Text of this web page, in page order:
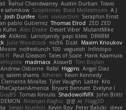
Rahul Chandwaney Austin Durban Travis
sahmkow Scopitones Brad Mellesmoen A J
Josh Dunfee Gen viviisection Seraphin Ernst
pablo Gutierrez Thomas Elrod ZED ZED
Kuhn Alec Drake Desert Viber MutantMike
AVAinc. Lariotjandy papi bless DRKRM
Julie Woodcock nic96 Dzät Maxim Krioukov
nofreelunch 100 vagueish Infinitipo
YI Paul Gleason Tales of Scale Hank Kaamura
madmacx AlisserB Tim Boylan
Andrew Osborne Rafal Higgins Angel Diaz
salem shams Alheren Kevin Kennedy
Clemente Miralles Tyler Vaughn Laster Kris
Bryant Bennett Evelyne I
Tomas Kiniulis ShadowolfVFX John Britti
DEMON Niranjan Raghu 경문 서 Flagg3D
Sergei Krutihin Kevin Roy Peter Balicki steve